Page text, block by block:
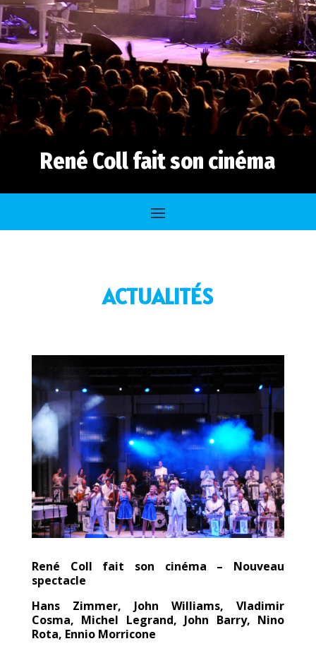
René Coll fait son cinéma
ACTUALITÉS
René Coll fait son cinéma – Nouveau
spectacle
Hans Zimmer, John Williams, Vladimir
Cosma, Michel Legrand, John Barry, Nino
Rota, Ennio Morricone